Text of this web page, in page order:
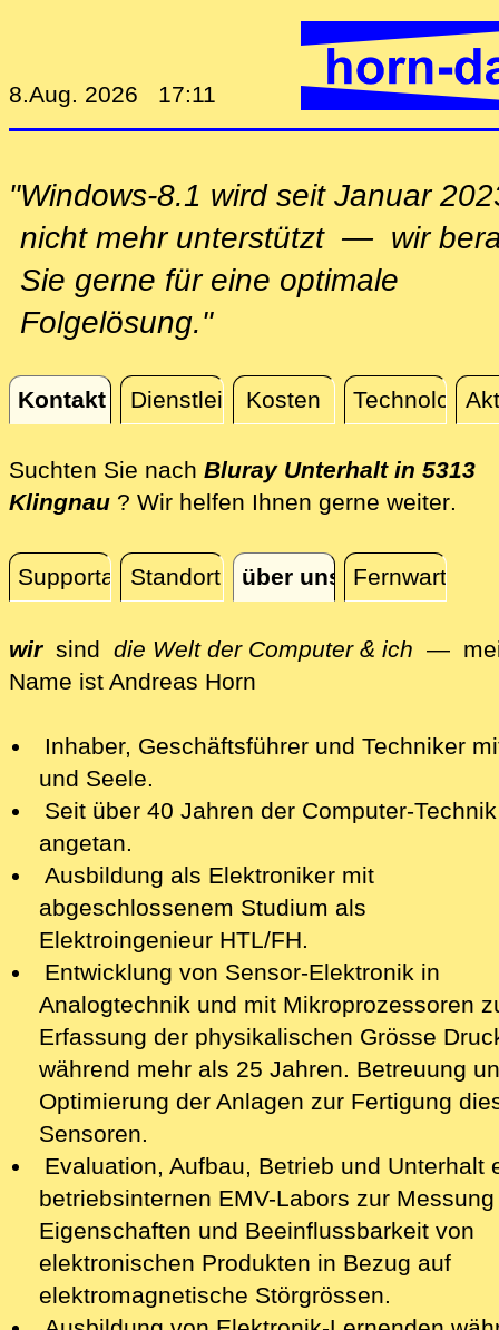
8.Aug. 2026 17:11
"Windows-8.1 wird seit Januar
nicht mehr unterstützt — wir
Sie gerne für eine optimale
Folgelösung."
Kontakt Dienstleistungen
Kosten Technologie
Kontakt
Suchten Sie nach Bluray Unterhalt in 5313
Klingnau ? Wir helfen Ihnen gerne weiter.
Supportanfrage
Standort über uns Fernwartung
über uns
wirsind die Welt der Computer & ich —
Name ist Andreas Horn
Inhaber, Geschäftsführer und Techniker
und Seele.
Seit über 40 Jahren der Computer-Technik
angetan.
Ausbildung als Elektroniker mit
abgeschlossenem Studium als
Elektroingenieur HTL/FH.
Entwicklung von Sensor-Elektronik in
Analogtechnik und mit Mikroprozessoren
Erfassung der physikalischen Grösse
während mehr als 25 Jahren. Betreuung
Optimierung der Anlagen zur Fertigung
Sensoren.
Evaluation, Aufbau, Betrieb und Unterhalt
betriebsinternen EMV-Labors zur
Eigenschaften und Beeinflussbarkeit von
elektronischen Produkten in Bezug auf
elektromagnetische Störgrössen.